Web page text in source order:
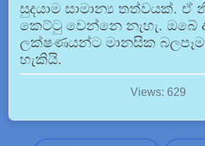
සුදයාම සාමාන්‍ය තත්වයක්. ඒ
කෙට්ටු වෙන්නෙ නැහැ.
ලක්ෂණයන්ට මානසික
හැකියි.
Views: 629